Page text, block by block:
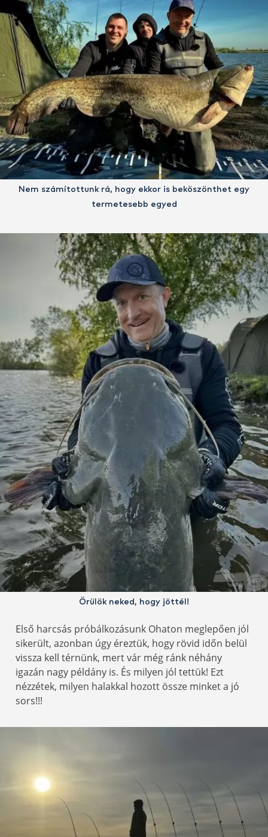
Nem számítottunk rá, hogy ekkor is beköszönthet egy
termetesebb egyed
Örülök neked, hogy jöttél!
Első harcsás próbálkozásunk Ohaton meglepően jól
sikerült, azonban úgy éreztük, hogy rövid időn belül
vissza kell térnünk, mert vár még ránk néhány
igazán nagy példány is. És milyen jól tettük! Ezt
nézzétek, milyen halakkal hozott össze minket a jó
sors!!!